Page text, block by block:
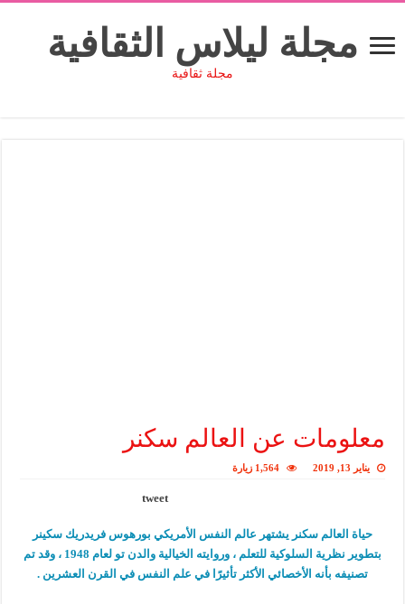
مجلة ليلاس الثقافية
مجلة ثقافية
معلومات عن العالم سكنر
يناير 13, 2019 1,564 زيارة
tweet
حياة العالم سكنر يشتهر عالم النفس الأمريكي بورهوس فريدريك سكينر
بتطوير نظرية السلوكية للتعلم ، وروايته الخيالية والدن تو لعام 1948 ، وقد تم
تصنيفه بأنه الأخصائي الأكثر تأثيرًا في علم النفس في القرن العشرين .